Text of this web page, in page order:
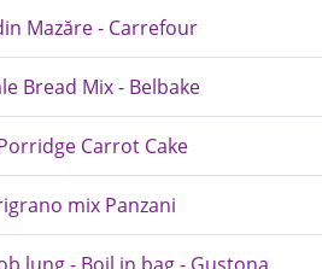
Mazăre - Carrefour
Bread Mix - Belbake
Carrot Cake
mix Panzani